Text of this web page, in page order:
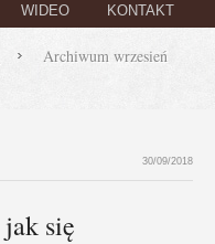
WIDEO KONTAKT
Archiwum wrzesień
30/09/2018
się